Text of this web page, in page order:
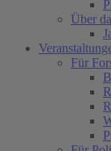
Über
Für